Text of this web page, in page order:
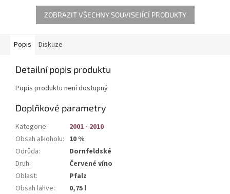
ZOBRAZIT VŠECHNY SOUVISEJÍCÍ PRODUKTY
Popis Diskuze
Detailní popis produktu
Popis produktu není dostupný
Doplňkové parametry
Kategorie:
2001 - 2010
Obsah alkoholu: 10 %
Odrůda:
Dornfeldské
Druh:
Červené víno
Oblast:
Pfalz
Obsah lahve:
0,75 l